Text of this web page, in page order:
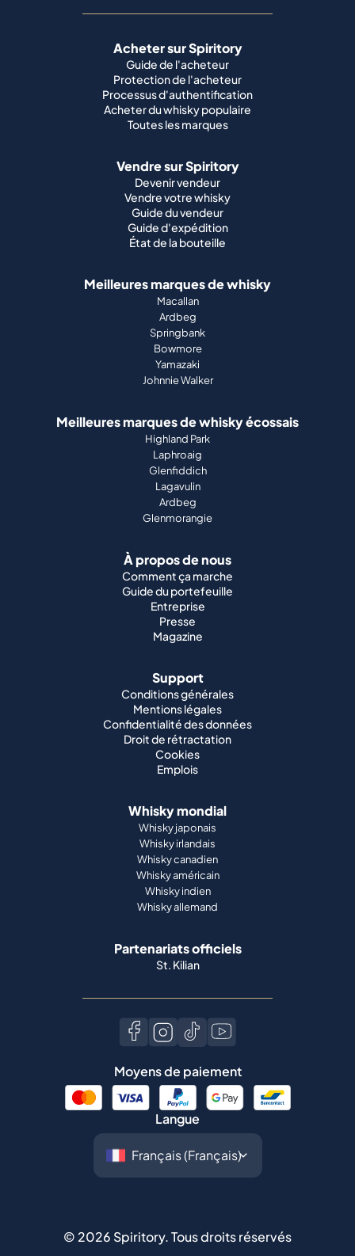
Acheter sur Spiritory
Guide de l'acheteur
Protection de l'acheteur
Processus d'authentification
Acheter du whisky populaire
Toutes les marques
Vendre sur Spiritory
Devenir vendeur
Vendre votre whisky
Guide du vendeur
Guide d'expédition
État de la bouteille
Meilleures marques de whisky
Macallan
Ardbeg
Springbank
Bowmore
Yamazaki
Johnnie Walker
Meilleures marques de whisky écossais
Highland Park
Laphroaig
Glenfiddich
Lagavulin
Ardbeg
Glenmorangie
À propos de nous
Comment ça marche
Guide du portefeuille
Entreprise
Presse
Magazine
Support
Conditions générales
Mentions légales
Confidentialité des données
Droit de rétractation
Cookies
Emplois
Whisky mondial
Whisky japonais
Whisky irlandais
Whisky canadien
Whisky américain
Whisky indien
Whisky allemand
Partenariats officiels
St. Kilian
Moyens de paiement
Langue
© 2026 Spiritory.Tous droits réservés